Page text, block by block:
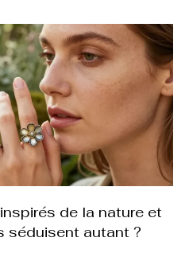
de la nature et
séduisent autant ?